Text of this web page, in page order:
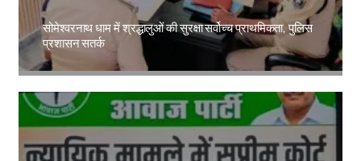
सोमेश्वरनाथ धाम में श्रद्धालुओं की सुरक्षा सर्वोच्च प्राथमिकता, पुलिस
प्रशासन सतर्क